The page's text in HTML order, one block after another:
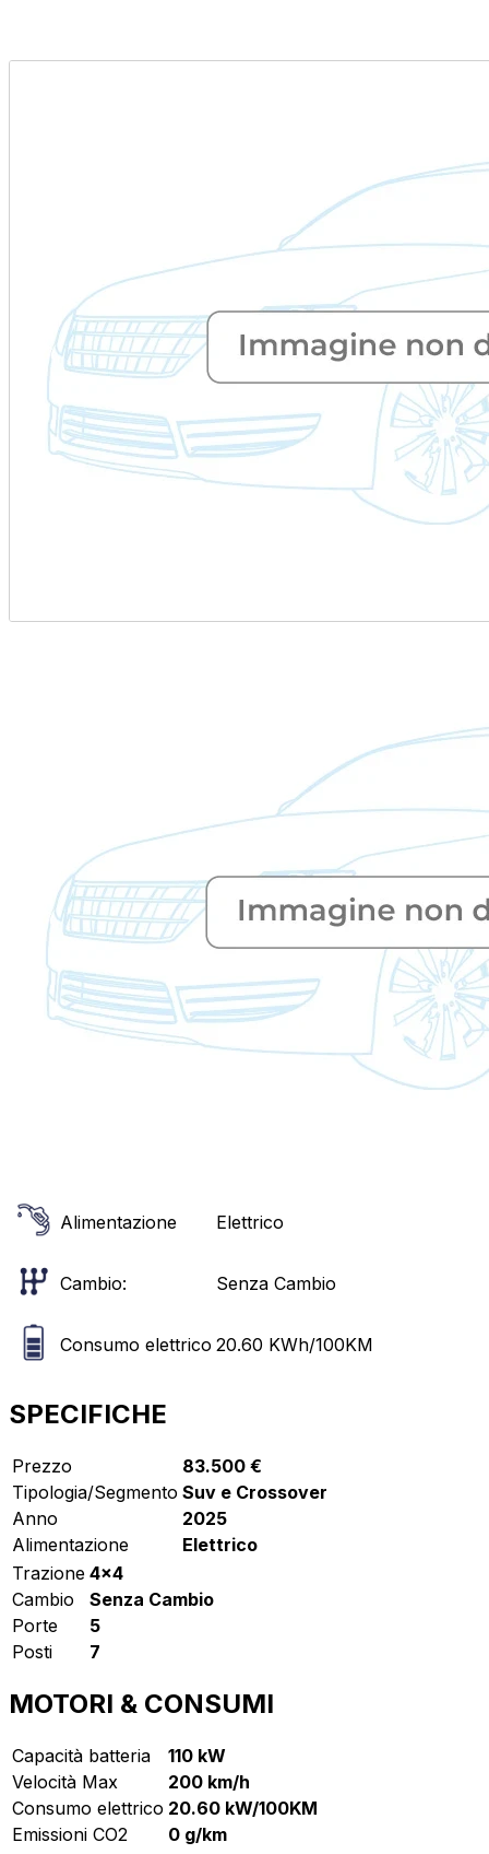
Alimentazione Elettrico
Cambio: Senza Cambio
Consumo elettrico 20.60 KWh/100KM
SPECIFICHE
Prezzo
83.500 €
Tipologia/Segmento Suv e Crossover
Anno
2025
Alimentazione
Elettrico
Trazione 4x4
Cambio
Senza Cambio
Porte
5
Posti
7
MOTORI & CONSUMI
Capacità batteria
110 kW
Velocità Max
200 km/h
Consumo elettrico 20.60 kW/100KM
Emissioni CO2
0 g/km